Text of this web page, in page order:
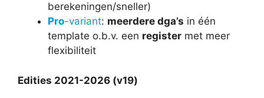
berekeningen/sneller)
Pro-variant: meerdere dga’s in één
template o.b.v. een register met meer
flexibiliteit
Edities 2021-2026 (v19)